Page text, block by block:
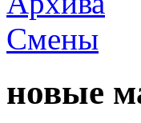
новые